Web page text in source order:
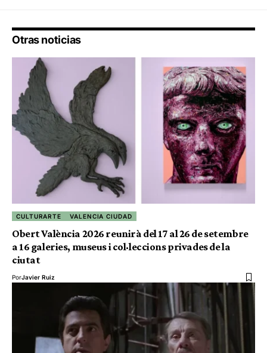
Otras noticias
CULTURARTE VALENCIA CIUDAD
Obert València 2026 reunirà del 17 al 26 de setembre
a 16 galeries, museus i col·leccions privades de la
ciutat
PorJavier Ruiz